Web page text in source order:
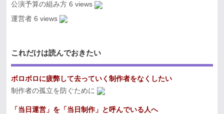
公演予算の組み方 6 views
運営者 6 views
これだけは読んでおきたい
ボロボロに疲弊して去っていく制作者をなくしたい
制作者の孤立を防ぐために
「当日運営」を「当日制作」と呼んでいる人へ